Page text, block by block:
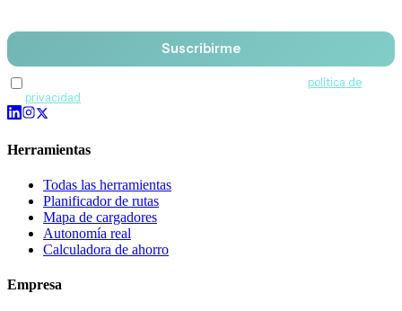
Suscribirme
política de
privacidad
Herramientas
Todas las herramientas
Planificador de rutas
Mapa de cargadores
Autonomía real
Calculadora de ahorro
Empresa